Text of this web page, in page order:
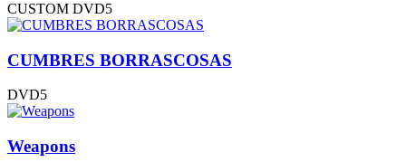
CUSTOM DVD5
CUMBRES BORRASCOSAS
DVD5
Weapons